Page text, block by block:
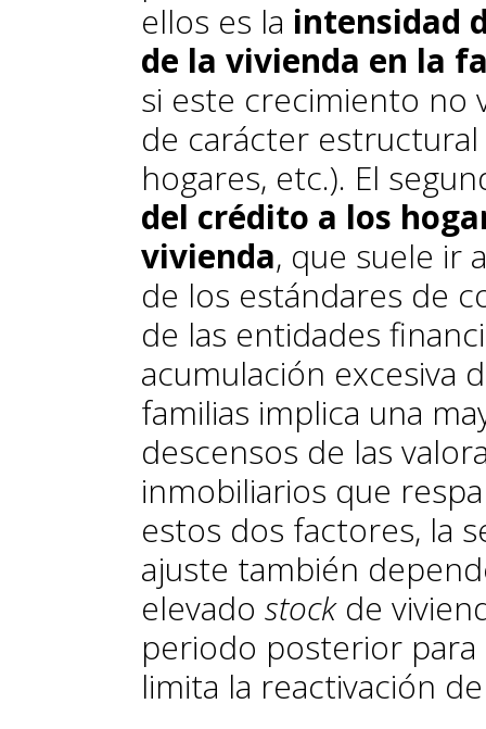
ellos es la intensidad
de la vivienda en la
si este crecimiento no
de carácter
hogares, etc.). El
del crédito a los
vivienda, que suele ir
de los estándares de
de las entidades
acumulación excesiva
familias implica una
descensos de las
inmobiliarios que
estos dos factores, la
ajuste también
elevado stock de
periodo posterior
limita la reactivación